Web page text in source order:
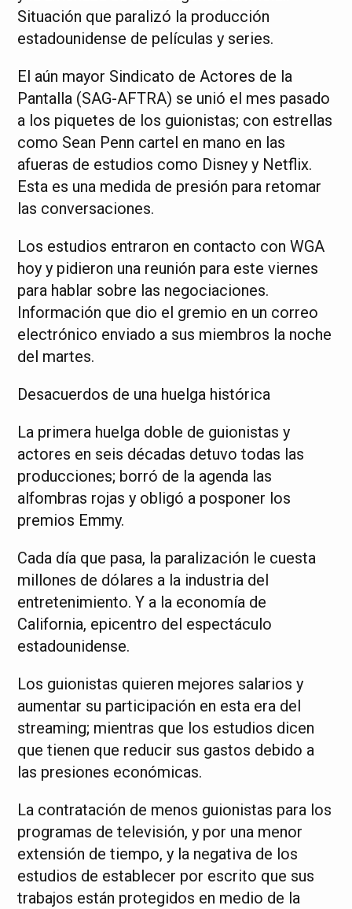
Situación que paralizó la producción
estadounidense de películas y series.
El aún mayor Sindicato de Actores de la
Pantalla (SAG-AFTRA) se unió el mes pasado
a los piquetes de los guionistas; con estrellas
como Sean Penn cartel en mano en las
afueras de estudios como Disney y Netflix.
Esta es una medida de presión para retomar
las conversaciones.
Los estudios entraron en contacto con WGA
hoy y pidieron una reunión para este viernes
para hablar sobre las negociaciones.
Información que dio el gremio en un correo
electrónico enviado a sus miembros la noche
del martes.
Desacuerdos de una huelga histórica
La primera huelga doble de guionistas y
actores en seis décadas detuvo todas las
producciones; borró de la agenda las
alfombras rojas y obligó a posponer los
premios Emmy.
Cada día que pasa, la paralización le cuesta
millones de dólares a la industria del
entretenimiento. Y a la economía de
California, epicentro del espectáculo
estadounidense.
Los guionistas quieren mejores salarios y
aumentar su participación en esta era del
streaming; mientras que los estudios dicen
que tienen que reducir sus gastos debido a
las presiones económicas.
La contratación de menos guionistas para los
programas de televisión, y por una menor
extensión de tiempo, y la negativa de los
estudios de establecer por escrito que sus
trabajos están protegidos en medio de la